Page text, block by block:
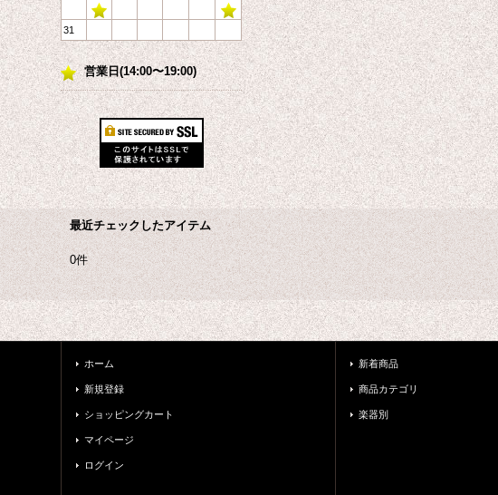
31
営業日(14:00〜19:00)
最近チェックしたアイテム
0件
ホーム
新規登録
ショッピングカート
マイページ
ログイン
新着商品
商品カテゴリ
楽器別